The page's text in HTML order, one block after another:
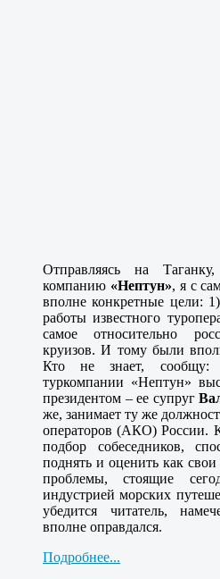
Отправляясь на
компанию «Нептун», я с
вполне конкретные цели:
работы известного
самое относительно
круизов. И тому были
Кто не знает, сообщу:
туркомпании «Нептун»
президентом – ее супруг
же, занимает ту же
операторов (АКО) России.
подбор собеседников,
поднять и оценить как
проблемы, стоящие
индустрией морских
убедится читатель,
вполне оправдался.
Подробнее...